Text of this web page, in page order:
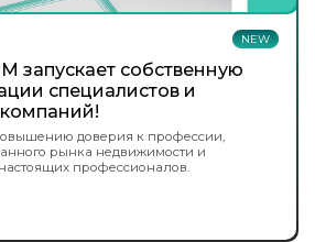
NEW
запускает собственную
специалистов и
доверия к профессии,
рынка недвижимости и
профессионалов.